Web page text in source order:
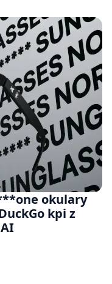
okulary
kpi z